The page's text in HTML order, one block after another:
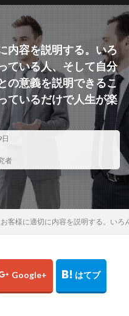
内容を説明する。いろ
ている人、そして自分
の意義を説明できるこ
ているだけで人生が楽
者
客様に適切に内容を説明する。い